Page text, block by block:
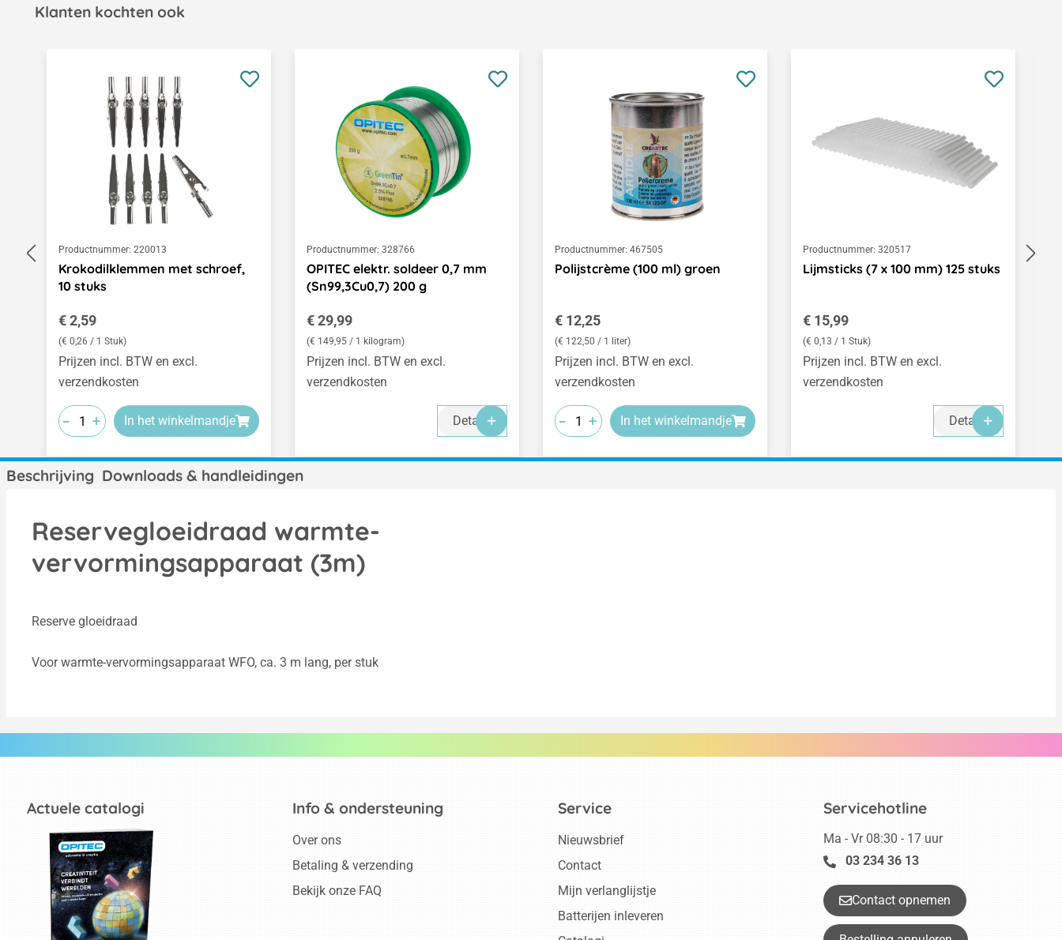
Klanten kochten ook
Productnummer: 220013
Krokodilklemmen met schroef,
10 stuks
Normale prijs:
€ 2,59
(€ 0,26 / 1 Stuk)
Prijzen incl. BTW en excl.
verzendkosten
-
-
- +
+
+ In het winkelmandje
Productnummer: 328766
OPITEC elektr. soldeer 0,7 mm
(Sn99,3Cu0,7) 200 g
Normale prijs:
€ 29,99
(€ 149,95 / 1 kilogram)
Prijzen incl. BTW en excl.
verzendkosten
Details
Productnummer: 467505
Polijstcrème (100 ml) groen
Normale prijs:
€ 12,25
(€ 122,50 / 1 liter)
Prijzen incl. BTW en excl.
verzendkosten
-
-
- +
+
+ In het winkelmandje
Productnummer: 320517
Lijmsticks (7 x 100 mm) 125 stuks
Normale prijs:
€ 15,99
(€ 0,13 / 1 Stuk)
Prijzen incl. BTW en excl.
verzendkosten
Details
Beschrijving Downloads & handleidingen
Reservegloeidraad warmte-
vervormingsapparaat (3m)
Reserve gloeidraad
Voor warmte-vervormingsapparaat WFO, ca. 3 m lang, per stuk
Actuele catalogi Servicehotline
Ma - Vr 08:30 - 17 uur
03 234 36 13
Contact opnemen
Info & ondersteuning
Over ons
Betaling & verzending
Bekijk onze FAQ
Service
Nieuwsbrief
Contact
Mijn verlanglijstje
Batterijen inleveren